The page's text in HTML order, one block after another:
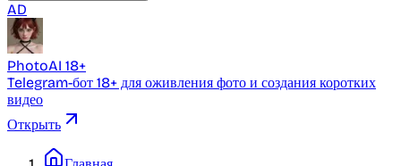
AD
PhotoAI 18+
Telegram-бот 18+ для оживления фото и создания коротких
видео
Открыть